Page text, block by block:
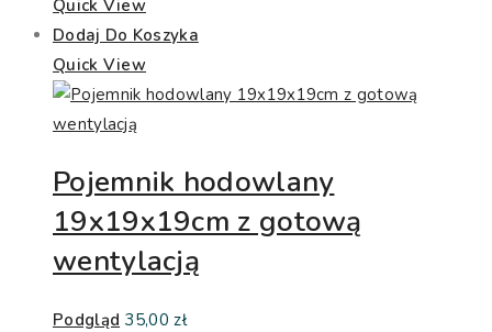
Quick View
Dodaj Do Koszyka
Quick View
Pojemnik hodowlany
19x19x19cm z gotową
wentylacją
Podgląd 35,00zł